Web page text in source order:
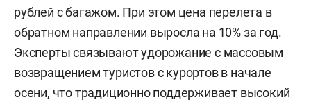
рублей с багажом. При этом цена перелета в
обратном направлении выросла на 10% за год.
Эксперты связывают удорожание с массовым
возвращением туристов с курортов в начале
осени, что традиционно поддерживает высокий